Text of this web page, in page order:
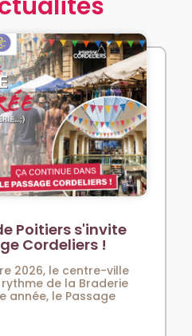
Poitiers s'invite
Cordeliers !
2026, le centre-ville
de la Braderie
année, le Passage